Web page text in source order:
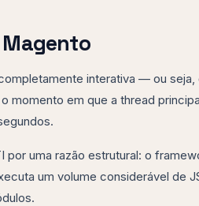
Magento
interativa — ou
momento em que a thread
uma razão estrutural: o
um volume considerável de